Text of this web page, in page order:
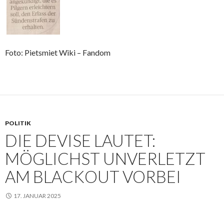
Foto: Pietsmiet Wiki – Fandom
POLITIK
DIE DEVISE LAUTET:
MÖGLICHST UNVERLETZT
AM BLACKOUT VORBEI
17. JANUAR 2025